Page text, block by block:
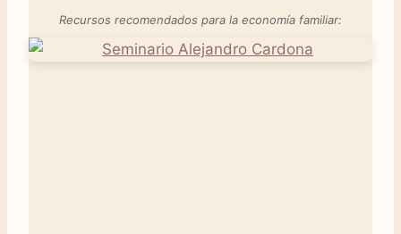
Recursos recomendados para la economía familiar: